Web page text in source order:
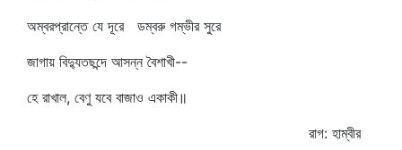
অম্বরপ্রান্তে যে দূরে ডম্বরু গম্ভীর সুরে
জাগায় বিদ্যুতছন্দে আসন্ন বৈশাখী--
হে রাখাল, বেণু যবে বাজাও একাকী॥
রাগ: হাম্বীর